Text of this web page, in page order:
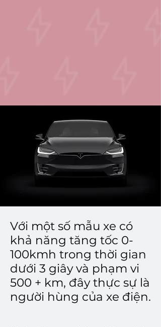
Với một số mẫu xe có
khả năng tăng tốc 0-
100kmh trong thời gian
dưới 3 giây và phạm vi
500 + km, đây thực sự là
người hùng của xe điện.